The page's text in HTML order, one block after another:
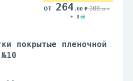
покрытые пленочной
264.00 308.00
+ 8